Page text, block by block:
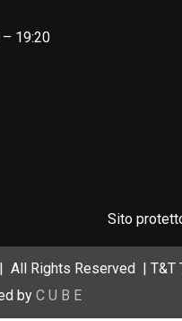
19:20
Sito
All Rights Reserved | T&T
byC U B E